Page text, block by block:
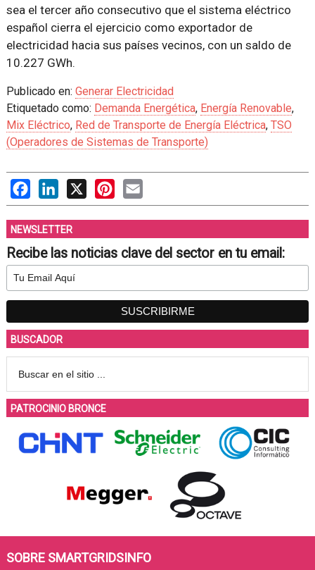
sea el tercer año consecutivo que el sistema eléctrico
español cierra el ejercicio como exportador de
electricidad hacia sus países vecinos, con un saldo de
10.227 GWh.
Publicado en: Generar Electricidad
Etiquetado como: Demanda Energética, Energía Renovable,
Mix Eléctrico, Red de Transporte de Energía Eléctrica, TSO
(Operadores de Sistemas de Transporte)
FacebookLinkedIn
X PinterestEmail
NEWSLETTER
Recibe las noticias clave del sector en tu email:
BUSCADOR
PATROCINIO BRONCE
SOBRE SMARTGRIDSINFO